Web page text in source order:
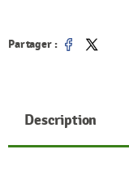
Partager :
Partager
Tweet
Description